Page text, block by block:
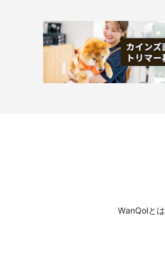
WanQolとは